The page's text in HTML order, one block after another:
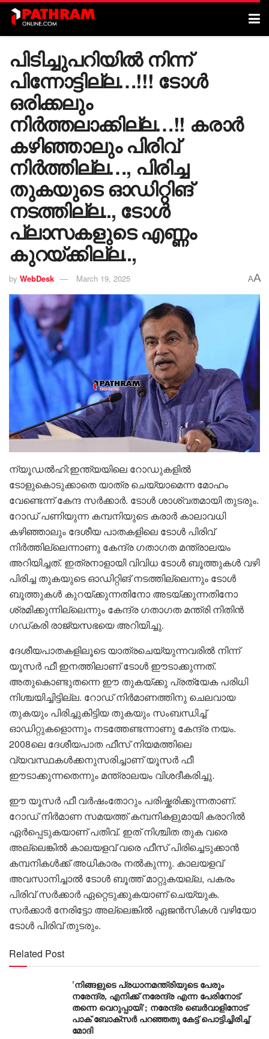
പിടിച്ചുപറിയിൽ നിന്ന്
പിന്നോട്ടില്ല…!!! ടോൾ
ഒരിക്കലും
നിർത്തലാക്കില്ല…!! കരാർ
കഴിഞ്ഞാലും പിരിവ്
നിർത്തില്ല…, പിരിച്ച
തുകയുടെ ഓഡിറ്റിങ്
നടത്തില്ല.., ടോൾ
പ്ലാസകളുടെ എണ്ണം
കുറയ്ക്കില്ല..,
by WebDesk March 19, 2025 AA
ന്യൂഡൽഹി:ഇന്ത്യയിലെ റോഡുകളിൽ
ടോളുകൊടുക്കാതെ യാത്ര ചെയ്യാമെന്ന മോഹം
വേണ്ടെന്ന് കേന്ദ സർക്കാർ. ടോൾ ശാശ്വതമായി തുടരും.
റോഡ് പണിയുന്ന കമ്പനിയുടെ കരാർ കാലാവധി
കഴിഞ്ഞാലും ദേശീയ പാതകളിലെ ടോൾ പിരിവ്
നിർത്തില്ലെന്നാണു കേന്ദ്ര ഗതാഗത മന്ത്രാലയം
അറിയിച്ചത്. ഇത്രനാളായി വിവിധ ടോൾ ബൂത്തുകൾ വഴി
പിരിച്ച തുകയുടെ ഓഡിറ്റിങ് നടത്തില്ലെന്നും ടോൾ
ബൂത്തുകൾ കുറയ്ക്കുന്നതിനോ അടയ്ക്കുന്നതിനോ
ശ്രമിക്കുന്നില്ലെന്നും കേന്ദ്ര ഗതാഗത മന്ത്രി നിതിൻ
ഗഡ്കരി രാജ്യസഭയെ അറിയിച്ചു.
ദേശീയപാതകളിലൂടെ യാത്രചെയ്യുന്നവരിൽ നിന്ന്
യൂസർ ഫീ ഇനത്തിലാണ് ടോൾ ഈടാക്കുന്നത്.
അതുകൊണ്ടുതന്നെ ഈ തുകയ്ക്കു പ്രത്യേക പരിധി
നിശ്ചയിച്ചിട്ടില്ല. റോഡ് നിർമാണത്തിനു ചെലവായ
തുകയും പിരിച്ചുകിട്ടിയ തുകയും സംബന്ധിച്ച്
ഓഡിറ്റുകളൊന്നും നടത്തേണ്ടന്നാണു കേന്ദ്ര നയം.
2008ലെ ദേശീയപാത ഫീസ് നിയമത്തിലെ
വ്യവസ്ഥകൾക്കനുസരിച്ചാണ് യൂസർ ഫീ
ഈടാക്കുന്നതെന്നും മന്ത്രാലയം വിശദീകരിച്ചു.
ഈ യൂസർ ഫീ വർഷംതോറും പരിഷ്കരിക്കുന്നതാണ്.
റോഡ് നിർമാണ സമയത്ത് കമ്പനികളുമായി കരാറിൽ
ഏർപ്പെടുകയാണ് പതിവ്. ഇത് നിശ്ചിത തുക വരെ
അല്ലെങ്കിൽ കാലയളവ് വരെ ഫീസ് പിരിച്ചെടുക്കാൻ
കമ്പനികൾക്ക് അധികാരം നൽകുന്നു. കാലയളവ്
അവസാനിച്ചാൽ ടോൾ ബൂത്ത് മാറ്റുകയല്ല, പകരം
പിരിവ് സർക്കാർ ഏറ്റെടുക്കുകയാണ് ചെയ്യുക.
സർക്കാർ നേരിട്ടോ അല്ലെങ്കിൽ ഏജൻസികൾ വഴിയോ
ടോൾ പിരിവ് തുടരും.
Related Post
’നിങ്ങളുടെ പ്രധാനമന്ത്രിയുടെ പേരും
നരേന്ദ്ര, എനിക്ക് നരേന്ദ്ര എന്ന പേരിനോട്
തന്നെ വെറുപ്പായി’; നരേന്ദ്ര ബെർവാളിനോട്
പാക് ബോക്സർ പറഞ്ഞതു കേട്ട് പൊട്ടിച്ചിരിച്ച്
മോദി